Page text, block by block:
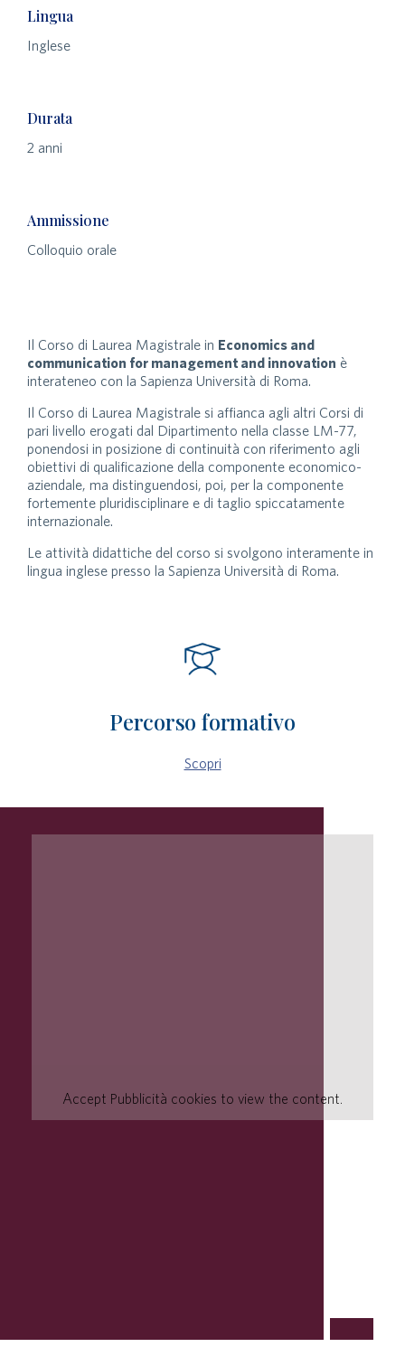
Lingua
Inglese
Durata
2 anni
Ammissione
Colloquio orale
Il Corso di Laurea Magistrale in Economics and
communication for management and innovation è
interateneo con la Sapienza Università di Roma.
Il Corso di Laurea Magistrale si affianca agli altri Corsi di
pari livello erogati dal Dipartimento nella classe LM-77,
ponendosi in posizione di continuità con riferimento agli
obiettivi di qualificazione della componente economico-
aziendale, ma distinguendosi, poi, per la componente
fortemente pluridisciplinare e di taglio spiccatamente
internazionale.
Le attività didattiche del corso si svolgono interamente in
lingua inglese presso la Sapienza Università di Roma.
Percorso formativo
Scopri
Accept Pubblicità cookies to view the content.